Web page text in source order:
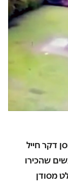
דקר חייל
שהכירו
מסודן